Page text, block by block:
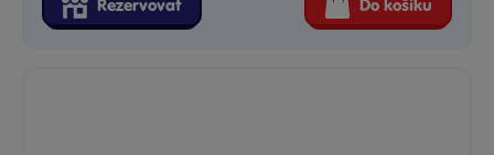
Rezervovat Do košíku